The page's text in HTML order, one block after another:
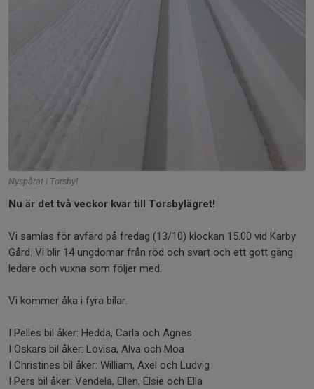
Nyspårat i Torsby!
Nu är det två veckor kvar till Torsbylägret!
Vi samlas för avfärd på fredag (13/10) klockan 15.00 vid Karby
Gård. Vi blir 14 ungdomar från röd och svart och ett gott gäng
ledare och vuxna som följer med.
Vi kommer åka i fyra bilar.
I Pelles bil åker: Hedda, Carla och Agnes
I Oskars bil åker: Lovisa, Alva och Moa
I Christines bil åker: William, Axel och Ludvig
I Pers bil åker: Vendela, Ellen, Elsie och Ella